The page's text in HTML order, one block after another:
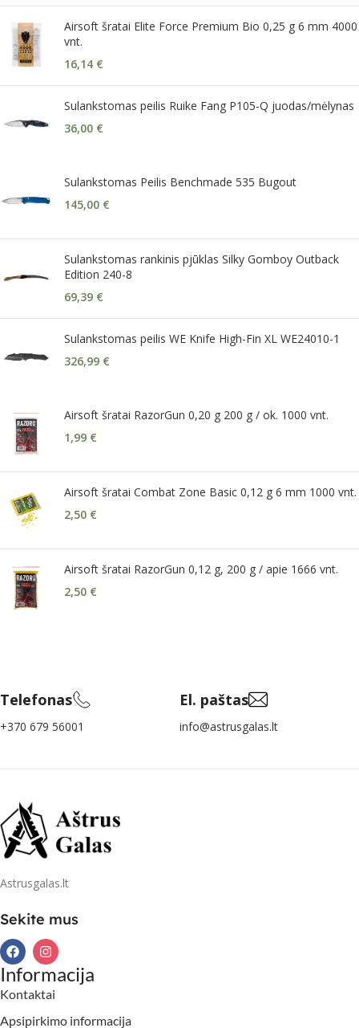
Airsoft šratai Elite Force Premium Bio 0,25 g 6 mm 4000
vnt.
16,14 €
Sulankstomas peilis Ruike Fang P105-Q juodas/mėlynas
36,00 €
Sulankstomas Peilis Benchmade 535 Bugout
145,00 €
Sulankstomas rankinis pjūklas Silky Gomboy Outback
Edition 240-8
69,39 €
Sulankstomas peilis WE Knife High-Fin XL WE24010-1
326,99 €
Airsoft šratai RazorGun 0,20 g 200 g / ok. 1000 vnt.
1,99 €
Airsoft šratai Combat Zone Basic 0,12 g 6 mm 1000 vnt.
2,50 €
Airsoft šratai RazorGun 0,12 g, 200 g / apie 1666 vnt.
2,50 €
Telefonas
+370 679 56001
El. paštas
info@astrusgalas.lt
Astrusgalas.lt
Sekite mus
Informacija
Kontaktai
Apsipirkimo informacija